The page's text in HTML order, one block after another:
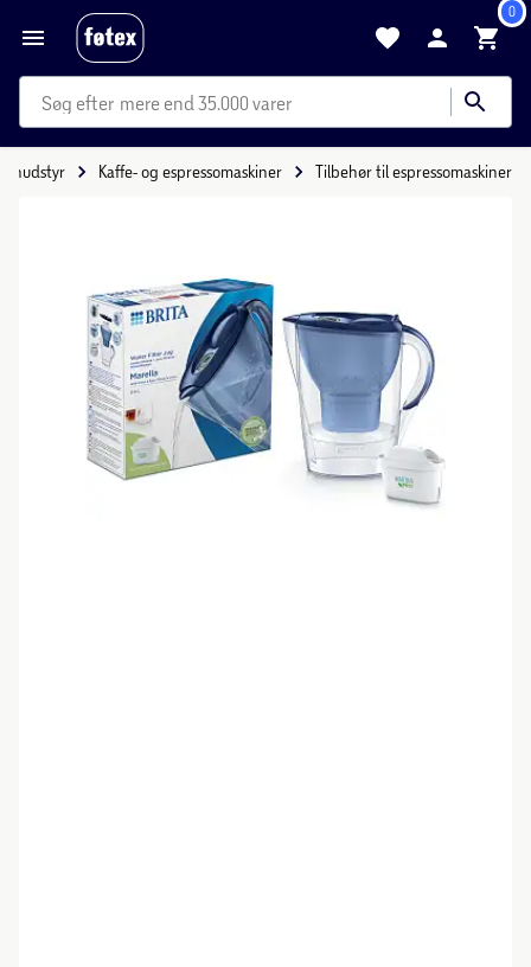
0
mere end 35.000 varer
Kaffe- og espressomaskiner Tilbehør til espressomaskiner